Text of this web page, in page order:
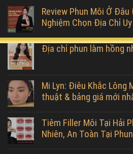
Review Phun Môi Ở
Nghiệm Chọn Địa Chỉ
Địa chỉ phun làm hồng
Mi Lyn: Điêu Khắc Lông
thuật & bảng giá mới
Tiêm Filler Môi Tại Hải
Nhiên, An Toàn Tại